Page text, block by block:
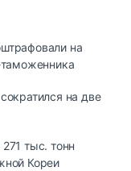
на
на две
тыс. тонн
Кореи